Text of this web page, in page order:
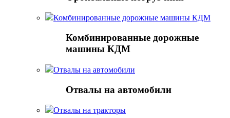
Комбинированные дорожные машины КДМ
Комбинированные дорожные
машины КДМ
Отвалы на автомобили
Отвалы на автомобили
Отвалы на тракторы